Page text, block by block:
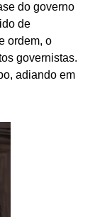
do governo
de
ordem, o
governistas.
adiando em